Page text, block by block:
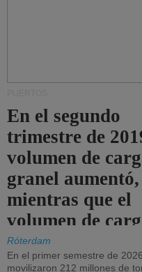
En el segundo
trimestre de
volumen de
granel aumentó,
mientras que el
volumen de
general
Róterdam
En el primer semestre de
movilizaron 212 millones de